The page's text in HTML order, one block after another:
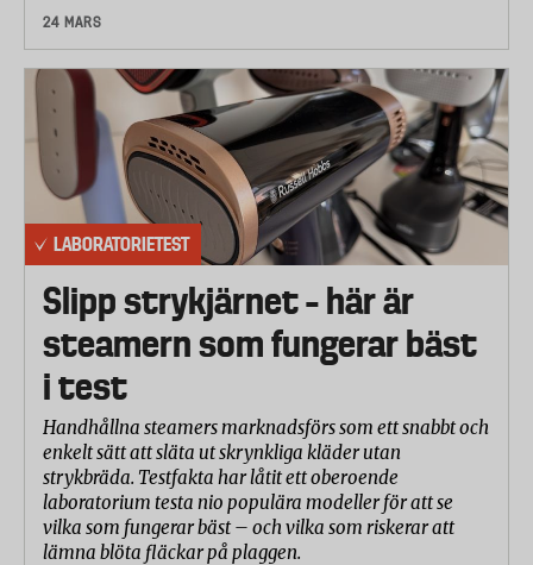
24 MARS
LABORATORIETEST
Slipp strykjärnet – här är
steamern som fungerar bäst
i test
Handhållna steamers marknadsförs som ett snabbt och
enkelt sätt att släta ut skrynkliga kläder utan
strykbräda. Testfakta har låtit ett oberoende
laboratorium testa nio populära modeller för att se
vilka som fungerar bäst – och vilka som riskerar att
lämna blöta fläckar på plaggen.